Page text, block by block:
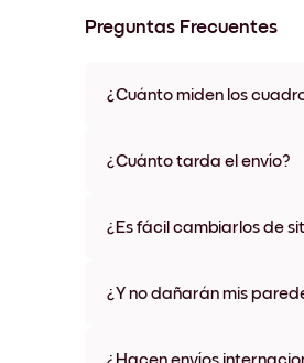
Preguntas Frecuentes
¿Cuánto miden los
materiales y colores de
¿Cuánto tarda el envío?
algunos países. Te
¿Es fácil cambiarlos de
¿Y no dañarán mis